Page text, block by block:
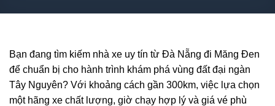
Bạn đang tìm kiếm nhà xe uy tín từ Đà Nẵng đi Măng Đen
để chuẩn bị cho hành trình khám phá vùng đất đại ngàn
Tây Nguyên? Với khoảng cách gần 300km, việc lựa chọn
một hãng xe chất lượng, giờ chạy hợp lý và giá vé phù